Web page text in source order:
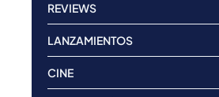
REVIEWS
LANZAMIENTOS
CINE